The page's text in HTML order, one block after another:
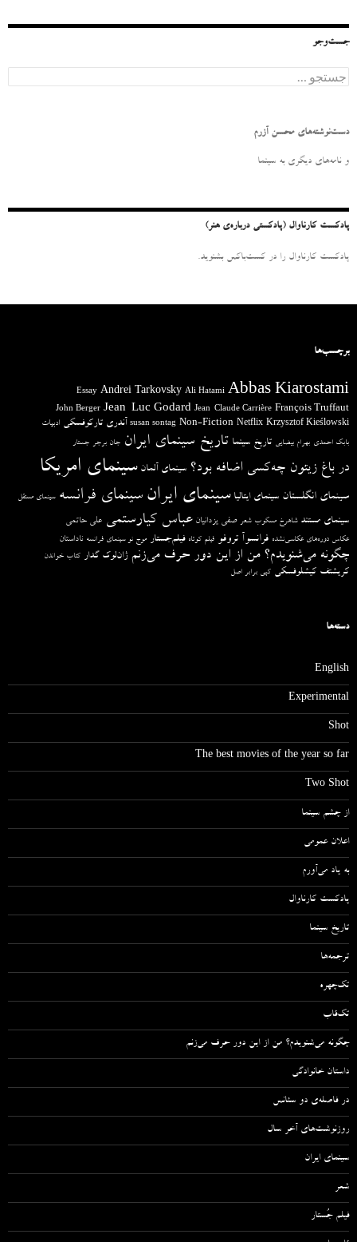
جست‌وجو
ج
س
و
ر
دست‌نوشته‌های محسن آزرم
و نامه‌‌های دیگری به سینما
پادکست کارناوال (پادکستی درباره‌ی هنر)
پادکست کارناوال را در کست‌باکس بشنوید.
برچسب‌ها
Abbas Kiarostami
Ali Hatami
Andrei Tarkovsky
Essay
François Truffaut
Jean-Claude Carrière
Jean-Luc Godard
John Berger
Krzysztof Kieślowski
Netflix
Non-Fiction
susan sontag آندری تارکوفسکی ادبیات
بابک احمدی بهرام بیضایی تاریخ سینما تاریخ سینمای ایران جان برجر جستار
در باغ زیتون چه‌کسی اضافه بود؟ سینمای آلمان سینمای امریکا
سینمای انگلستان سینمای ایتالیا سینمای ایران سینمای فرانسه سینمای مستقل
سینمای مستند شاهرخ مسکوب شعر صفی یزدانیان عباس کیارستمی علی حاتمی
عکاس دوره‌های عکاسی‌نشده فرانسوآ تروفو فیلم کوتاه فیلم‌جستار موج نو سینمای فرانسه ناداستان
چگونه می‌شنویدم؟ من از این دور حرف می‌زنم ژان‌لوک گدار کتاب خواندن
کریشتف کیشلوفسکی کپی برابر اصل
دسته‌ها
English
Experimental
Shot
The best movies of the year so far
Two Shot
از چشم سینما
اعلان عمومی
به یاد می‌آورم
پادکست کارناوال
تاریخ سینما
ترجمه‌ها
تک‌چهره
تک‌قاب
چگونه می‌شنویدم؟ من از این دور حرف می‌زنم
داستان خانوادگی
در فاصله‌ی دو سئانس
روزنوشت‌های آخر سال
سینمای ایران
شعر
فیلم جُستار